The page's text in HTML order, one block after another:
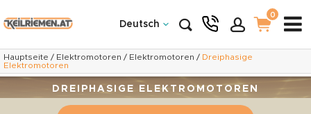
Deutsch
0
Hauptseite / Elektromotoren / Elektromotoren / Dreiphasige
Elektromotoren
DREIPHASIGE ELEKTROMOTOREN